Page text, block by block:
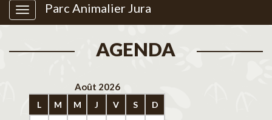
Parc Animalier Jura
AGENDA
Août 2026
L M M J V S D